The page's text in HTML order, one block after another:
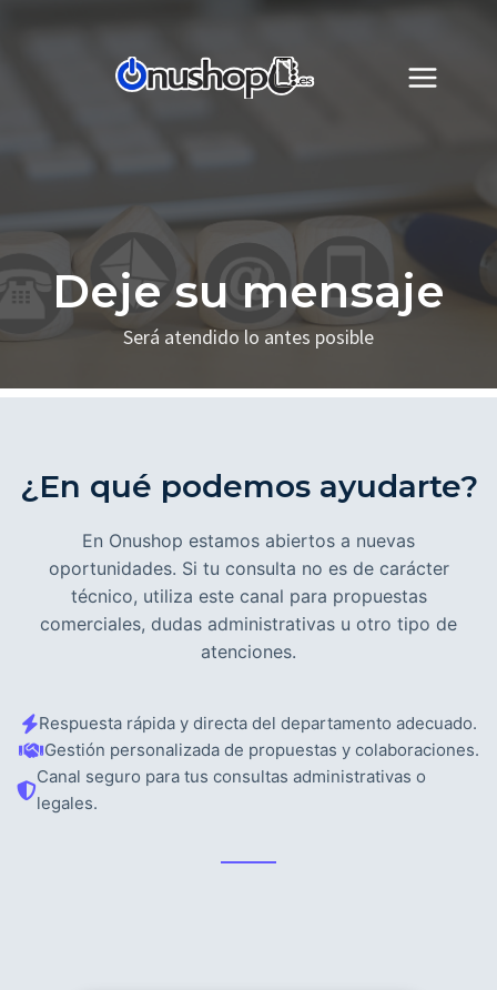
Deje su mensaje
Será atendido lo antes posible
¿En qué podemos ayudarte?
En Onushop estamos abiertos a nuevas
oportunidades. Si tu consulta no es de carácter
técnico, utiliza este canal para propuestas
comerciales, dudas administrativas u otro tipo de
atenciones.
Respuesta rápida y directa del departamento adecuado.
Gestión personalizada de propuestas y colaboraciones.
Canal seguro para tus consultas administrativas o
legales.